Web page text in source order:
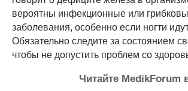
вероятны инфекционные или
заболевания, особенно если ногти
Обязательно следите за состоянием
чтобы не допустить проблем со
Читайте MedikForum